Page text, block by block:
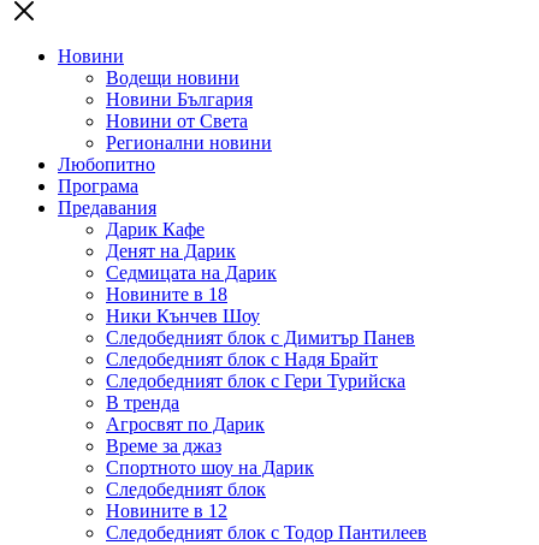
Новини
Водещи новини
Новини България
Новини от Света
Регионални новини
Любопитно
Програма
Предавания
Дарик Кафе
Денят на Дарик
Седмицата на Дарик
Новините в 18
Ники Кънчев Шоу
Следобедният блок с Димитър Панев
Следобедният блок с Надя Брайт
Следобедният блок с Гери Турийска
В тренда
Агросвят по Дарик
Време за джаз
Спортното шоу на Дарик
Следобедният блок
Новините в 12
Следобедният блок с Тодор Пантилеев